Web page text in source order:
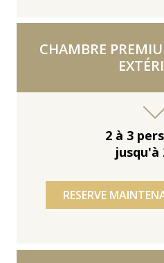
CHAMBRE
2 à 3
jusqu'à
RESERVE